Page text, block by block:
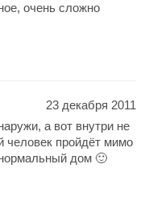
очень сложно
23 декабря 2011
а вот внутри не
человек пройдёт мимо
дом 🙂